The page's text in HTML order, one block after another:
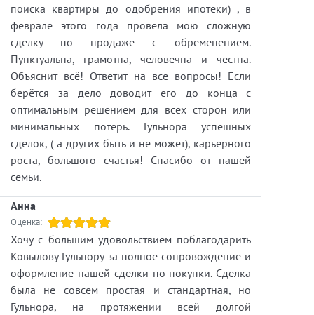
Например, привлекательная на первый
взгляд локация не всегда гарантирует высокий
доход. Гораздо важнее понимать, кто будет
пользоваться объектом, насколько востребован
этот район для аренды, какие факторы будут
обеспечивать стабильный поток арендаторов
не только летом, но и в течение всего года.
Поэтому профессионалу рынка
недвижимости сегодня недостаточно просто
знать характеристики объекта. Необходимо
анализировать цифры, оценивать риски и
понимать перспективы развития конкретной
локации.
Именно поэтому я продолжаю регулярно
изучать рынок, посещать профильные
мероприятия, анализировать новые проекты и
обмениваться опытом с коллегами.
поиска квартиры до одобрения ипотеки) , в
феврале этого года провела мою сложную
сделку по продаже с обременением.
Пунктуальна, грамотна, человечна и честна.
Объяснит всё! Ответит на все вопросы! Если
берётся за дело доводит его до конца с
оптимальным решением для всех сторон или
минимальных потерь. Гульнора успешных
сделок, ( а других быть и не может), карьерного
роста, большого счастья! Спасибо от нашей
семьи.
Анна
Оценка:
Хочу с большим удовольствием поблагодарить
Ковылову Гульнору за полное сопровождение и
оформление нашей сделки по покупки. Сделка
была не совсем простая и стандартная, но
Гульнора, на протяжении всей долгой